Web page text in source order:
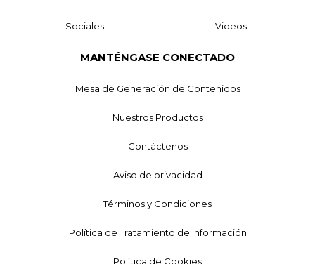
Sociales Videos
MANTÉNGASE CONECTADO
Mesa de Generación de Contenidos
Nuestros Productos
Contáctenos
Aviso de privacidad
Términos y Condiciones
Política de Tratamiento de Información
Política de Cookies